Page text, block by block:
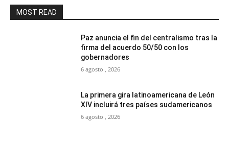
MOST READ
Paz anuncia el fin del centralismo tras la
firma del acuerdo 50/50 con los
gobernadores
6 agosto , 2026
La primera gira latinoamericana de León
XIV incluirá tres países sudamericanos
6 agosto , 2026